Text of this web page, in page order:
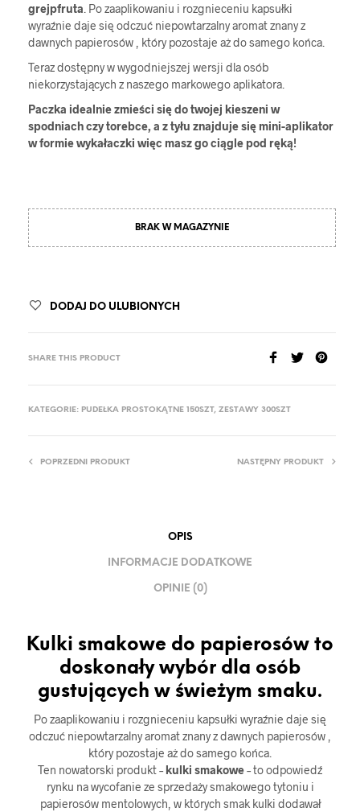
grejpfruta . Po zaaplikowaniu i rozgnieceniu kapsułki
wyraźnie daje się odczuć niepowtarzalny aromat znany z
dawnych papierosów , który pozostaje aż do samego końca.
Teraz dostępny w wygodniejszej wersji dla osób
niekorzystających z naszego markowego aplikatora.
Paczka idealnie zmieści się do twojej kieszeni w
spodniach czy torebce, a z tyłu znajduje się mini-aplikator
w formie wykałaczki więc masz go ciągle pod ręką!
BRAK W MAGAZYNIE
DODAJ DO ULUBIONYCH
SHARE THIS PRODUCT
KATEGORIE: PUDEŁKA PROSTOKĄTNE 150SZT, ZESTAWY 300SZT
POPRZEDNI PRODUKT NASTĘPNY PRODUKT
OPIS
INFORMACJE DODATKOWE
OPINIE (0)
Kulki smakowe do papierosów to
doskonały wybór dla osób
gustujących w świeżym smaku.
Po zaaplikowaniu i rozgnieceniu kapsułki wyraźnie daje się
odczuć niepowtarzalny aromat znany z dawnych papierosów ,
który pozostaje aż do samego końca.
Ten nowatorski produkt – kulki smakowe– to odpowiedź
rynku na wycofanie ze sprzedaży smakowego tytoniu i
papierosów mentolowych, w których smak kulki dodawał